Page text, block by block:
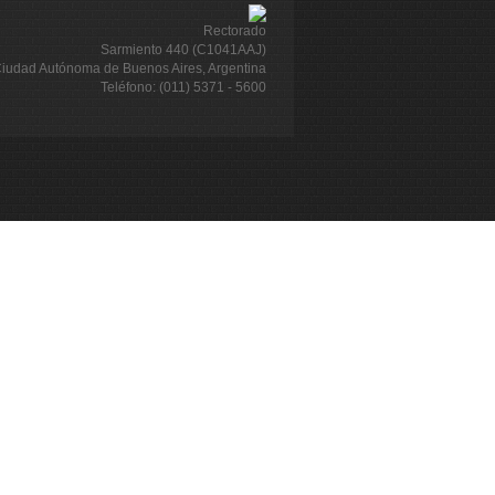
Rectorado
Sarmiento 440 (C1041AAJ)
Autónoma de Buenos Aires, Argentina
Teléfono: (011) 5371 - 5600